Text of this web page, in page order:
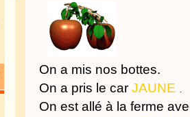
On a mis nos bottes.
On a pris le carJAUNE .
On est allé à la ferme